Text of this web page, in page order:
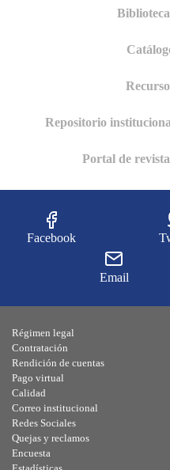
Repositorio
Portal de
Facebook
Email
Régimen legal
Contratación
Rendición de cuentas
Pago virtual
Calidad
Correo institucional
Redes Sociales
Quejas y reclamos
Encuesta